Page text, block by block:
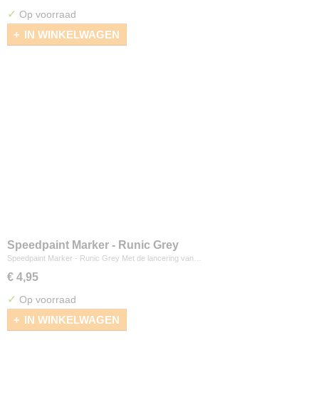
✓ Op voorraad
IN WINKELWAGEN
Speedpaint Marker - Runic Grey
Speedpaint Marker - Runic Grey Met de lancering van…
€ 4,95
✓ Op voorraad
IN WINKELWAGEN